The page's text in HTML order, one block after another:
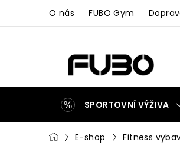
obsah
O nás FUBO Gym
SPORTOVNÍ VÝŽIVA
ZAKÁZKOVÁ VÝROBA
DomůE-shop Fitness